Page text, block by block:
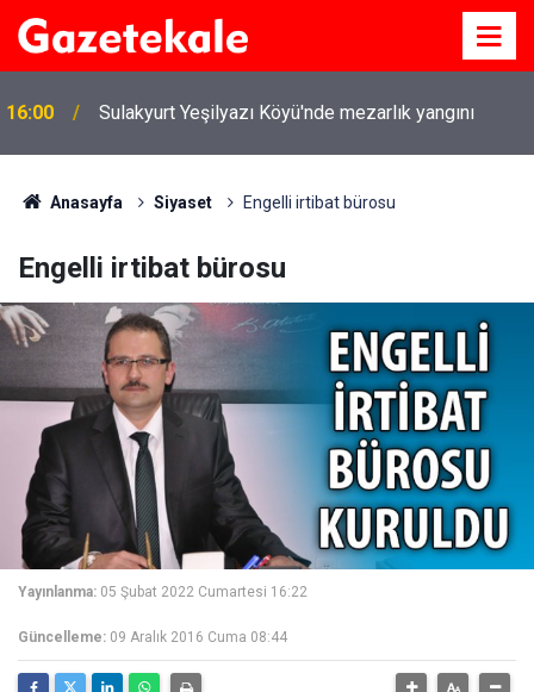
16:00 Sulakyurt Yeşilyazı Köyü'nde mezarlık yangını
Anasayfa Siyaset Engelli irtibat bürosu
Engelli irtibat bürosu
Yayınlanma: 05 Şubat 2022 Cumartesi 16:22
Güncelleme: 09 Aralık 2016 Cuma 08:44